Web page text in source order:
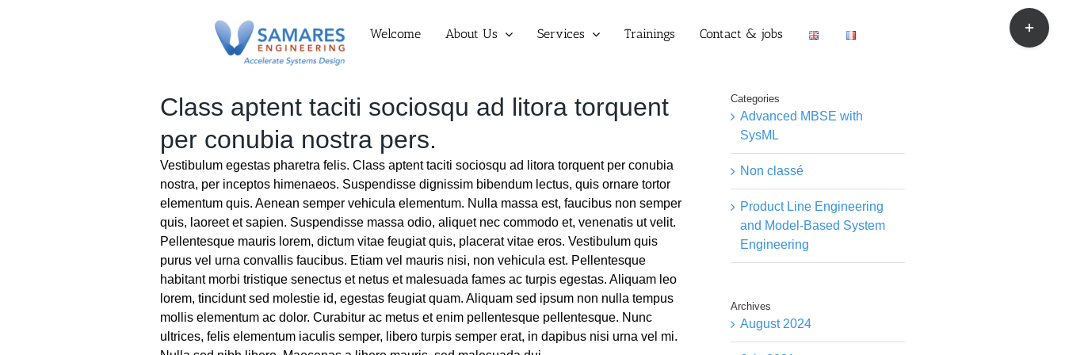
Welcome About Us Services Trainings Contact & jobs
Class aptent taciti sociosqu ad litora torquent
per conubia nostra pers.
Vestibulum egestas pharetra felis. Class aptent taciti sociosqu ad litora torquent per conubia
nostra, per inceptos himenaeos. Suspendisse dignissim bibendum lectus, quis ornare tortor
elementum quis. Aenean semper vehicula elementum. Nulla massa est, faucibus non semper
quis, laoreet et sapien. Suspendisse massa odio, aliquet nec commodo et, venenatis ut velit.
Pellentesque mauris lorem, dictum vitae feugiat quis, placerat vitae eros. Vestibulum quis
purus vel urna convallis faucibus. Etiam vel mauris nisi, non vehicula est. Pellentesque
habitant morbi tristique senectus et netus et malesuada fames ac turpis egestas. Aliquam leo
lorem, tincidunt sed molestie id, egestas feugiat quam. Aliquam sed ipsum non nulla tempus
mollis elementum ac dolor. Curabitur ac metus et enim pellentesque pellentesque. Nunc
ultrices, felis elementum iaculis semper, libero turpis semper erat, in dapibus nisi urna vel mi.
Categories
Advanced MBSE with
SysML
Non classé
Product Line Engineering
and Model-Based System
Engineering
Archives
August 2024
Toggle
Sliding